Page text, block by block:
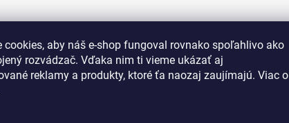
cookies, aby náš e-shop fungoval rovnako spoľahlivo ako
rozvádzač. Vďaka nim ti vieme ukázať aj
reklamy a produkty, ktoré ťa naozaj zaujímajú. Viac o